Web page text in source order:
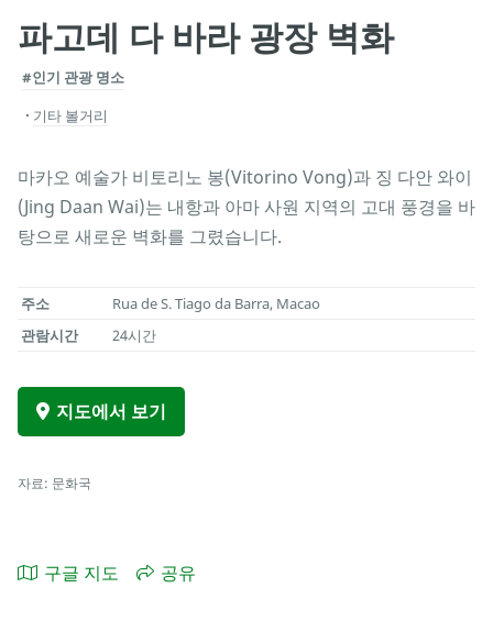
파고데 다 바라 광장 벽화
#인기 관광 명소
기타 볼거리
마카오 예술가 비토리노 봉(Vitorino Vong)과 징 다안 와이
(Jing Daan Wai)는 내항과 아마 사원 지역의 고대 풍경을 바
탕으로 새로운 벽화를 그렸습니다.
주소
Rua de S. Tiago da Barra, Macao
관람시간
24시간
지도에서 보기
자료: 문화국
구글 지도 공유